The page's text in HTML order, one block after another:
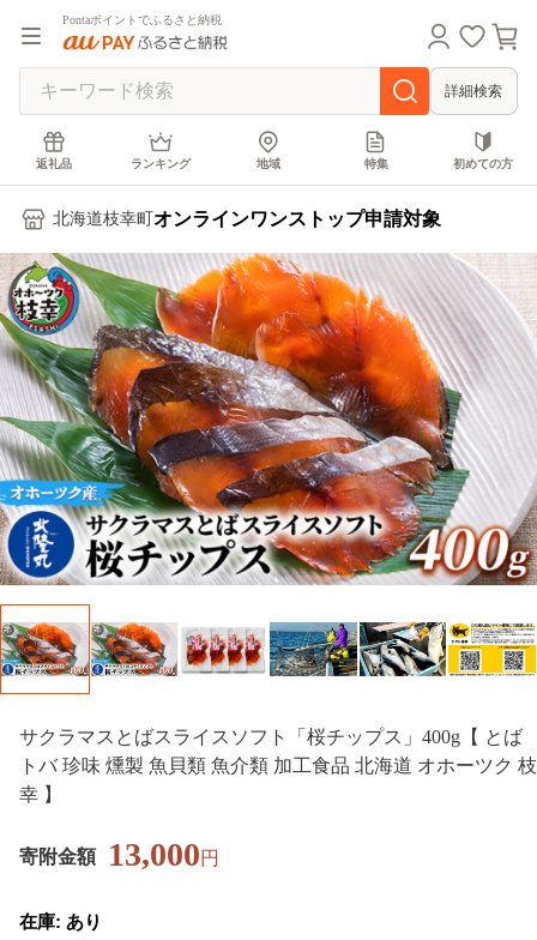
Pontaポイントでふるさと納税
詳細検索
返礼品 ランキング 地域 特集 初めての方
北海道枝幸町 オンラインワンストップ申請対象
サクラマスとばスライスソフト「桜チップス」400g【 とば
トバ 珍味 燻製 魚貝類 魚介類 加工食品 北海道 オホーツク 枝
幸 】
寄附金額 13,000円
在庫: あり